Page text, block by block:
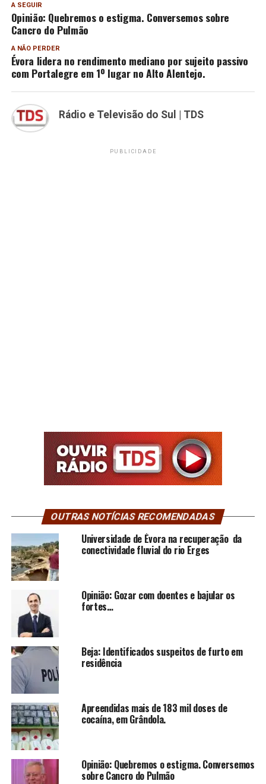
A SEGUIR
Opinião: Quebremos o estigma. Conversemos sobre
Cancro do Pulmão
A NÃO PERDER
Évora lidera no rendimento mediano por sujeito passivo
com Portalegre em 1º lugar no Alto Alentejo.
Rádio e Televisão do Sul | TDS
PUBLICIDADE
OUTRAS NOTÍCIAS RECOMENDADAS
Universidade de Évora na recuperação da
conectividade fluvial do rio Erges
Opinião: Gozar com doentes e bajular os
fortes…
Beja: Identificados suspeitos de furto em
residência
Apreendidas mais de 183 mil doses de
cocaína, em Grândola.
Opinião: Quebremos o estigma. Conversemos
sobre Cancro do Pulmão